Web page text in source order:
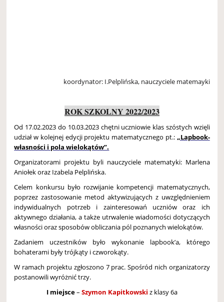
koordynator: I.Pelplińska, nauczyciele matemayki
ROK SZKOLNY 2022/2023
Od 17.02.2023 do 10.03.2023 chętni uczniowie klas szóstych wzięli
udział w kolejnej edycji projektu matematycznego pt.: „Lapbook-
własności i pola wielokątów”.
Organizatorami projektu byli nauczyciele matematyki: Marlena
Aniołek oraz Izabela Pelplińska.
Celem konkursu było rozwijanie kompetencji matematycznych,
poprzez zastosowanie metod aktywizujących z uwzględnieniem
indywidualnych potrzeb i zainteresowań uczniów oraz ich
aktywnego działania, a także utrwalenie wiadomości dotyczących
własności oraz sposobów obliczania pól poznanych wielokątów.
Zadaniem uczestników było wykonanie lapbook’a, którego
bohaterami były trójkąty i czworokąty.
W ramach projektu zgłoszono 7 prac. Spośród nich organizatorzy
postanowili wyróżnić trzy.
I miejsce– Szymon Kapitkowski z klasy 6a